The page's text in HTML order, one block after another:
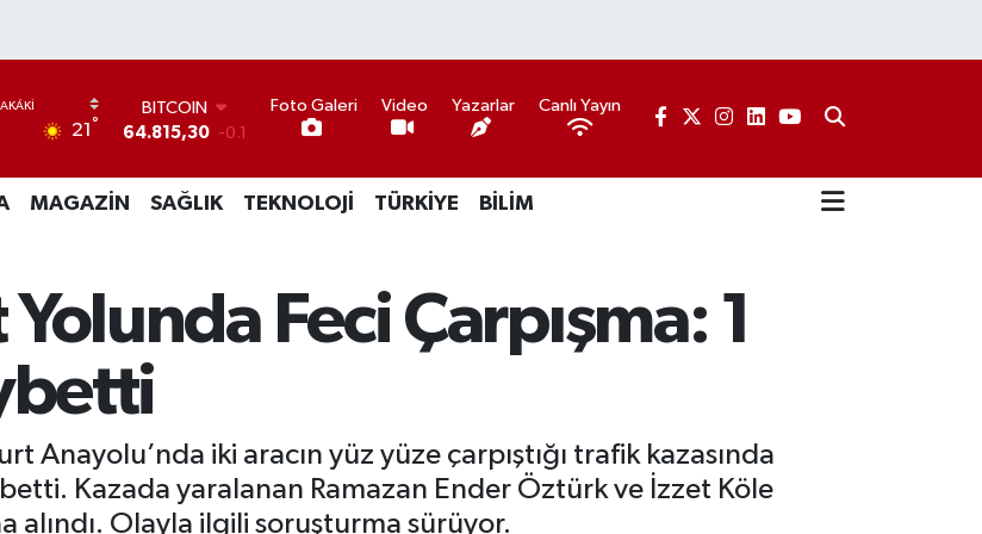
21 °
BITCOIN
64.815,30 -0.1
47,7436 0.18
EURO
GRAM ALTIN
6660.55
0
13.779
Foto Galeri Video Yazarlar Canlı Yayın
MAGAZİN SAĞLIK TEKNOLOJİ TÜRKİYE BİLİM
Feci Çarpışma: 1
iki aracın yüz yüze çarpıştığı trafik kazasında
Kazada yaralanan Ramazan Ender Öztürk ve İzzet Köle
alındı. Olayla ilgili soruşturma sürüyor.